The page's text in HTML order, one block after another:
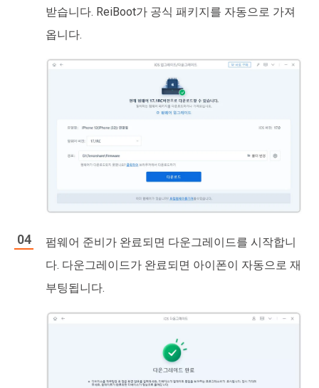
받습니다. ReiBoot가 공식 패키지를 자동으로 가져
옵니다.
펌웨어 준비가 완료되면 다운그레이드를 시작합니
다. 다운그레이드가 완료되면 아이폰이 자동으로 재
부팅됩니다.